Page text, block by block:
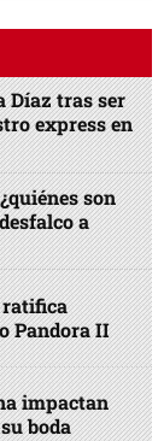
Díaz tras ser
express en
son
a
Pandora II
impactan
boda